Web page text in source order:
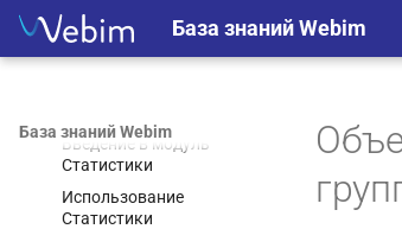
База знаний Webim
База знаний Webim
Для администраторов
Для аналитиков
Введение в модуль
Статистики
Использование
Статистики